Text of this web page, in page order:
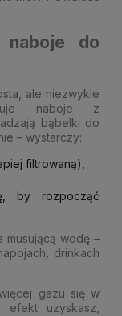
naboje do
ale niezwykle
naboje z
bąbelki do
– wystarczy:
filtrowaną),
by rozpocząć
musującą wodę –
drinkach
gazu się w
uzyskasz,